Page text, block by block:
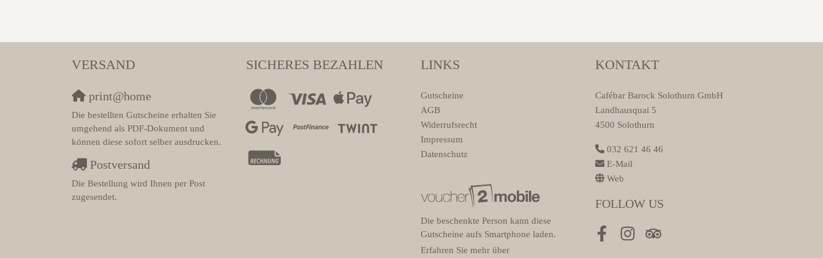
VERSAND
print@home
Die bestellten Gutscheine erhalten Sie
umgehend als PDF-Dokument und
können diese sofort selber ausdrucken.
Postversand
Die Bestellung wird Ihnen per Post
zugesendet.
SICHERES BEZAHLEN LINKS
Gutscheine
AGB
Widerrufsrecht
Impressum
Datenschutz
Die beschenkte Person kann diese
Gutscheine aufs Smartphone laden.
Erfahren Sie mehr über
KONTAKT
Cafébar Barock Solothurn GmbH
Landhausquai 5
4500 Solothurn
032 621 46 46
E-Mail
Web
FOLLOW US
FacebookInstagramTripadvisor